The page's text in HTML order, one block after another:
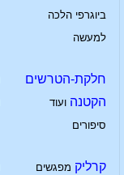
ביוגרפי הלכה
למעשה
חלקת-הטרשים
הקטנה ועוד
סיפורים
קרליק מפגשים